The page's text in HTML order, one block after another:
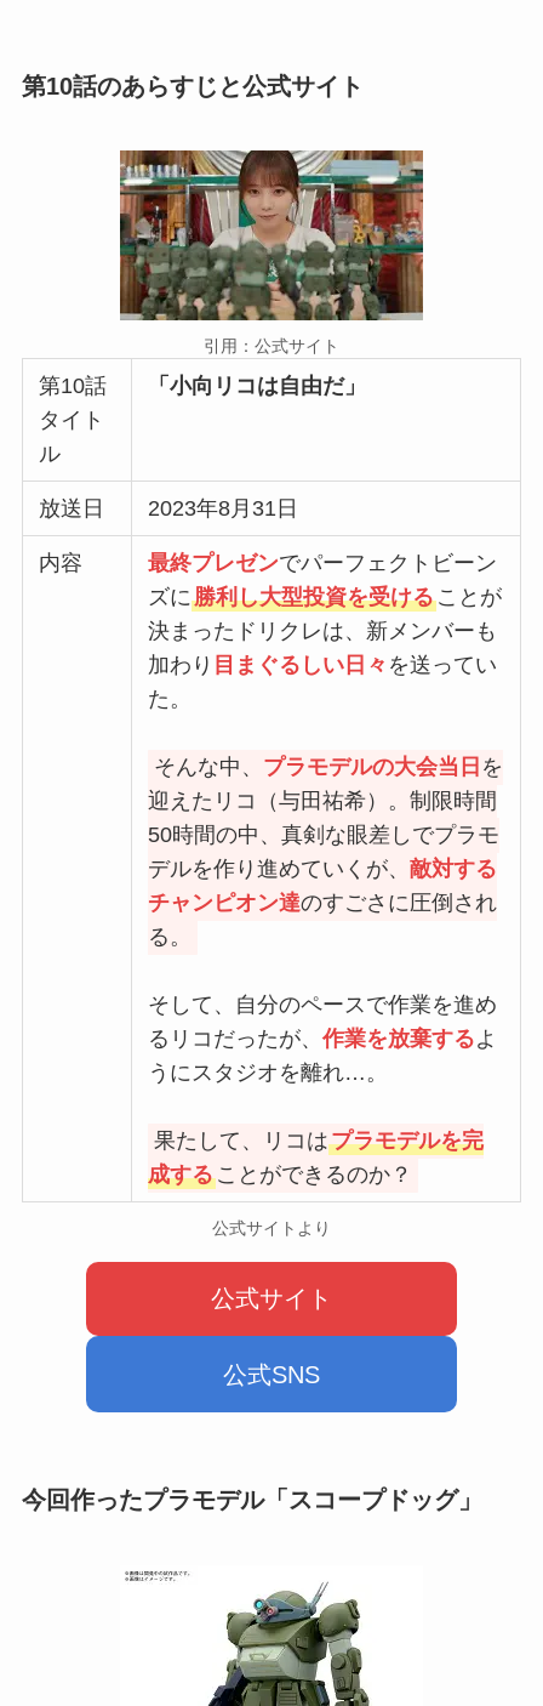
第10話のあらすじと公式サイト
引用：公式サイト
第10話
タイト
ル
「小向リコは自由だ」
放送日 2023年8月31日
内容 最終プレゼンでパーフェクトビーン
ズに勝利し大型投資を受けることが
決まったドリクレは、新メンバーも
加わり 目まぐるしい日々 を送ってい
た。
そんな中、 プラモデルの大会当日 を
迎えたリコ（与田祐希）。制限時間
50時間の中、真剣な眼差しでプラモ
デルを作り進めていくが、敵対する
チャンピオン達のすごさに圧倒され
る。
そして、自分のペースで作業を進め
るリコだったが、作業を放棄するよ
うにスタジオを離れ…。
果たして、リコはプラモデルを完
成することができるのか？
公式サイトより
公式サイト
公式SNS
今回作ったプラモデル「 スコープドッグ」